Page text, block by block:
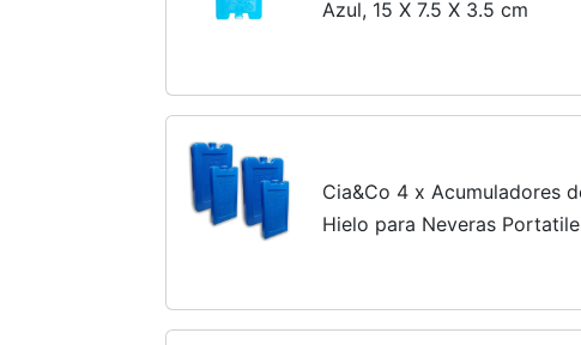
Azul, 15 X 7.5 X 3.5 cm
Cia&Co 4 x Acumuladores
Hielo para Neveras